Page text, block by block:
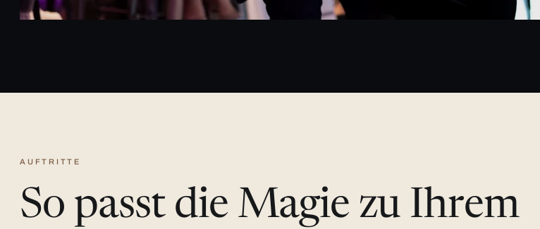
AUFTRITTE
So passt die Magie zu Ihrem